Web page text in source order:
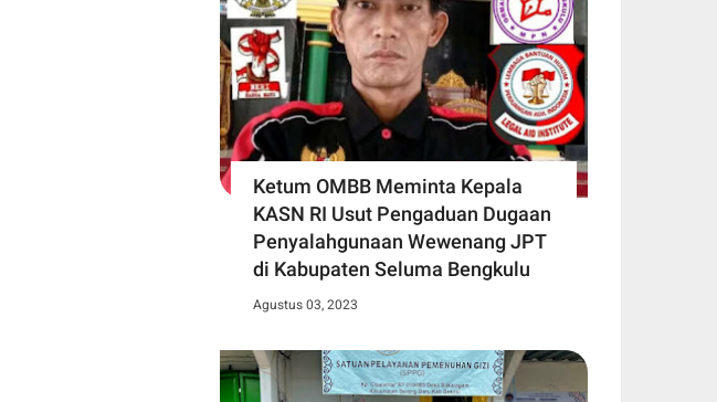
Ketum OMBB Meminta Kepala
KASN RI Usut Pengaduan Dugaan
Penyalahgunaan Wewenang JPT
di Kabupaten Seluma Bengkulu
Agustus 03, 2023